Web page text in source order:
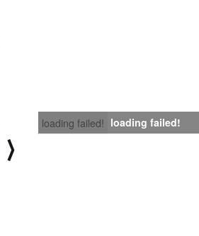
loading failed! loading failed!
⟩